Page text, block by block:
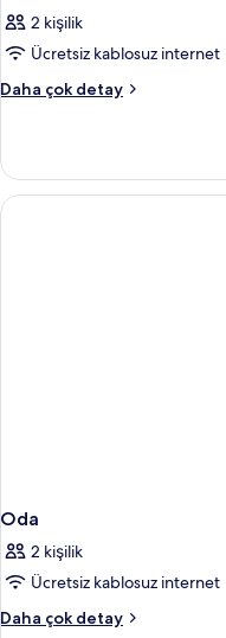
2 kişilik
Ücretsiz kablosuz internet
Daha çok detay
Oda
detay
Oda
2 kişilik
Ücretsiz kablosuz internet
Daha çok detay
Oda